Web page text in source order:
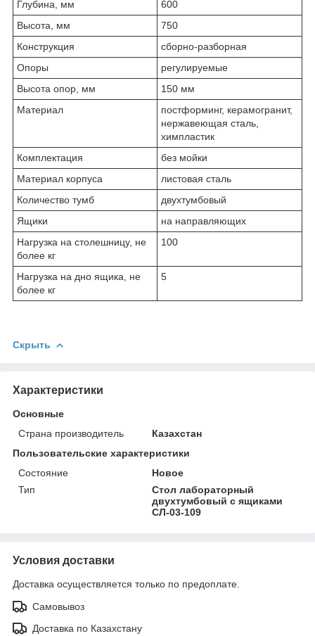
Глубина, мм
600
Высота, мм
750
Конструкция
сборно-разборная
Опоры
регулируемые
Высота опор, мм
150 мм
Материал
постформинг, керамогранит,
нержавеющая сталь,
химпластик
Комплектация
без мойки
Материал корпуса
листовая сталь
Количество тумб
двухтумбовый
Ящики
на направляющих
Нагрузка на столешницу, не
более кг
100
Нагрузка на дно ящика, не
более кг
5
Скрыть
Характеристики
Основные
Страна производитель
Казахстан
Пользовательские характеристики
Состояние
Новое
Тип
Стол лабораторный
двухтумбовый с ящиками
СЛ-03-109
Условия доставки
Доставка осуществляется только по предоплате.
Самовывоз
Доставка по Казахстану